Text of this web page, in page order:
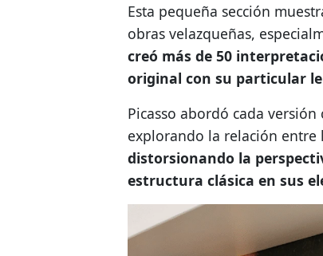
Esta pequeña sección
obras velazqueñas,
creó más de 50
original con su particular
Picasso abordó cada
explorando la relación entre
distorsionando la
estructura clásica en sus